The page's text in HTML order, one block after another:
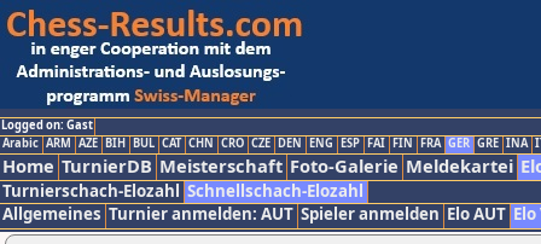
Logged on: Gast
Arabic ARM AZE BIH BUL CAT CHN CRO CZE DEN ENG ESP FAI FIN FRA GER GRE INA
Home TurnierDB Meisterschaft Foto-Galerie Meldekartei
Turnierschach-Elozahl Schnellschach-Elozahl
Allgemeines Turnier anmelden: AUT Spieler anmelden Elo AUT